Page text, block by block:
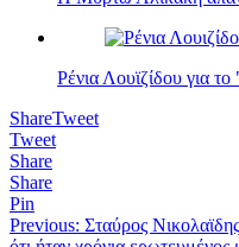
Ρένια Λουϊζίδου για
ShareTweet
Tweet
Share
Share
Pin
Πλοήγηση
Previous: Σταύρος